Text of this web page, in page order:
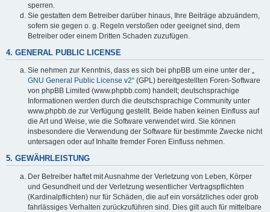
sperren.
Sie gestatten dem Betreiber darüber hinaus, Ihre Beiträge abzuändern,
sofern sie gegen o. g. Regeln verstoßen oder geeignet sind, dem
Betreiber oder einem Dritten Schaden zuzufügen.
4. GENERAL PUBLIC LICENSE
Sie nehmen zur Kenntnis, dass es sich bei phpBB um eine unter der „
GNU General Public License v2“ (GPL) bereitgestellten Foren-Software
von phpBB Limited (www.phpbb.com) handelt; deutschsprachige
Informationen werden durch die deutschsprachige Community unter
www.phpbb.de zur Verfügung gestellt. Beide haben keinen Einfluss auf
die Art und Weise, wie die Software verwendet wird. Sie können
insbesondere die Verwendung der Software für bestimmte Zwecke nicht
untersagen oder auf Inhalte fremder Foren Einfluss nehmen.
5. GEWÄHRLEISTUNG
Der Betreiber haftet mit Ausnahme der Verletzung von Leben, Körper
und Gesundheit und der Verletzung wesentlicher Vertragspflichten
(Kardinalpflichten) nur für Schäden, die auf ein vorsätzliches oder grob
fahrlässiges Verhalten zurückzuführen sind. Dies gilt auch für mittelbare